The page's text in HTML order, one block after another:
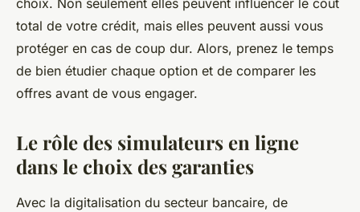
choix. Non seulement elles peuvent influencer le coût
total de votre crédit, mais elles peuvent aussi vous
protéger en cas de coup dur. Alors, prenez le temps
de bien étudier chaque option et de comparer les
offres avant de vous engager.
Le rôle des simulateurs en ligne
dans le choix des garanties
Avec la digitalisation du secteur bancaire, de